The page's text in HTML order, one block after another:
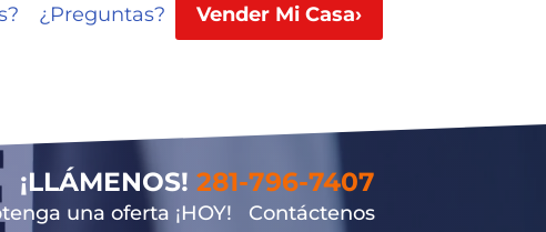
¿Preguntas? Vender Mi Casa›
¡LLÁMENOS! 281-796-7407
una oferta ¡HOY! Contáctenos